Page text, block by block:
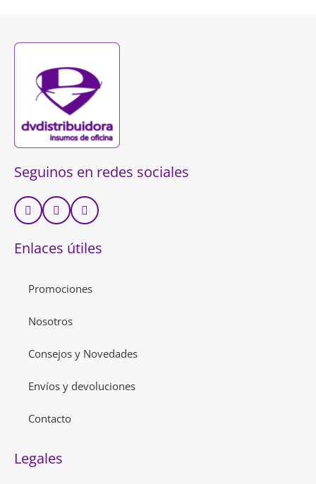
Seguinos en redes sociales
Enlaces útiles
Promociones
Nosotros
Consejos y Novedades
Envíos y devoluciones
Contacto
Legales